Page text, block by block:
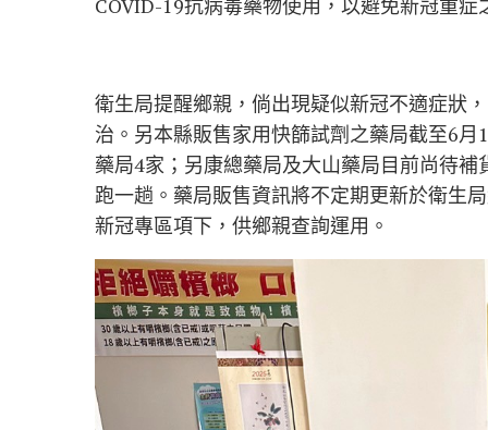
衛生局提醒鄉親，倘出現疑似新冠不適症狀
治。另本縣販售家用快篩試劑之藥局截至6
藥局4家；另康總藥局及大山藥局目前尚待
跑一趟。藥局販售資訊將不定期更新於衛生
新冠專區項下，供鄉親查詢運用。